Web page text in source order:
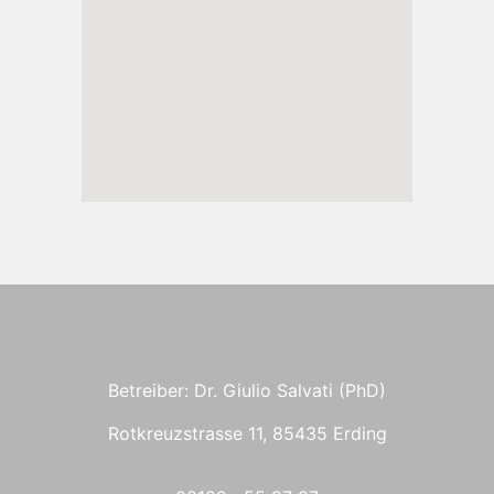
Betreiber: Dr. Giulio Salvati (PhD)
Rotkreuzstrasse 11, 85435 Erding